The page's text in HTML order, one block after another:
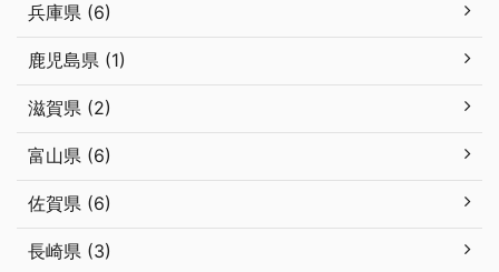
兵庫県 (6)
鹿児島県 (1)
滋賀県 (2)
富山県 (6)
佐賀県 (6)
長崎県 (3)